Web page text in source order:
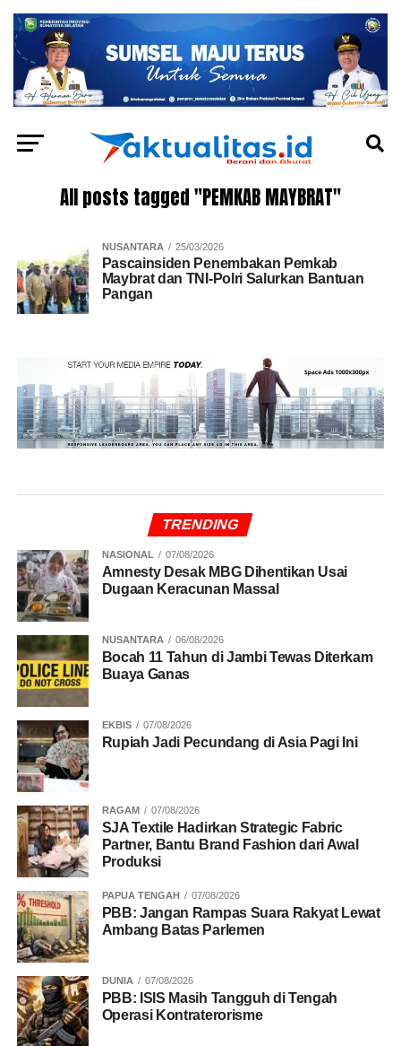
All posts tagged "PEMKAB MAYBRAT"
NUSANTARA 25/03/2026
Pascainsiden Penembakan Pemkab
Maybrat dan TNI-Polri Salurkan Bantuan
Pangan
TRENDING
NASIONAL 07/08/2026
Amnesty Desak MBG Dihentikan Usai
Dugaan Keracunan Massal
NUSANTARA 06/08/2026
Bocah 11 Tahun di Jambi Tewas Diterkam
Buaya Ganas
EKBIS 07/08/2026
Rupiah Jadi Pecundang di Asia Pagi Ini
RAGAM 07/08/2026
SJA Textile Hadirkan Strategic Fabric
Partner, Bantu Brand Fashion dari Awal
Produksi
PAPUA TENGAH 07/08/2026
PBB: Jangan Rampas Suara Rakyat Lewat
Ambang Batas Parlemen
DUNIA 07/08/2026
PBB: ISIS Masih Tangguh di Tengah
Operasi Kontraterorisme